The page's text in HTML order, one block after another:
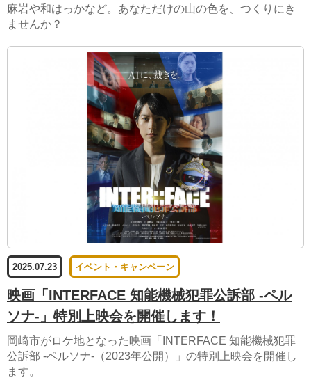
麻岩や和はっかなど。あなただけの山の色を、つくりにき
ませんか？
2025.07.23 イベント・キャンペーン
映画「INTERFACE 知能機械犯罪公訴部 -ペル
ソナ-」特別上映会を開催します！
岡崎市がロケ地となった映画「INTERFACE 知能機械犯罪
公訴部 -ペルソナ-（2023年公開）」の特別上映会を開催し
ます。